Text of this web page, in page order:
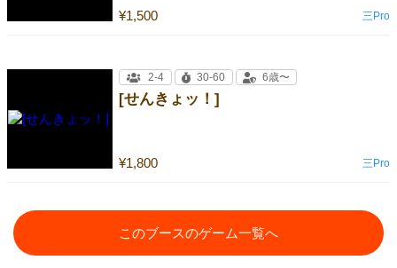
¥1,500 三Pro
[せんきょッ！]
¥1,800
2-4 30-60 6歳〜
三Pro
このブースのゲーム一覧へ